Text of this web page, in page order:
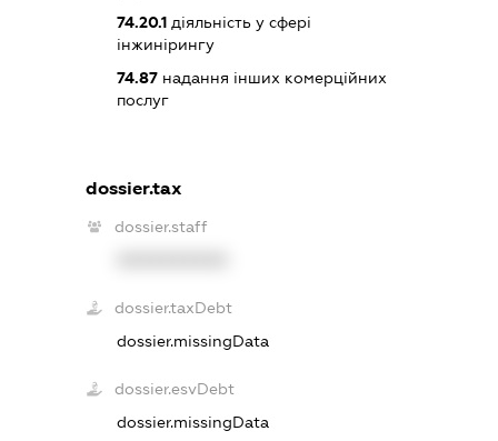
74.20.1 діяльність у сфері
інжинірингу
74.87 надання інших комерційних
послуг
dossier.tax
dossier.staff
dossier.taxDebt
dossier.missingData
dossier.esvDebt
dossier.missingData